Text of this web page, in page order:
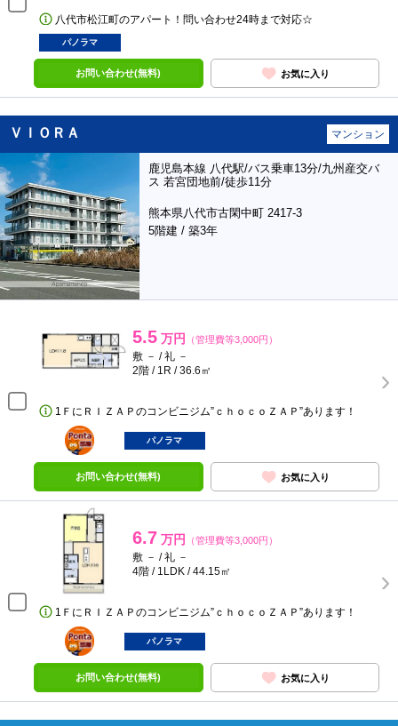
八代市松江町のアパート！問い合わせ24時まで対応☆
パノラマ
お問い合わせ(無料) お気に入り
ＶＩＯＲＡ マンション
鹿児島本線 八代駅/バス乗車13分/九州産交バ
ス 若宮団地前/徒歩11分
熊本県八代市古閑中町 2417-3
5階建 / 築3年
5.5 万円 （管理費等3,000円）
敷 － / 礼 －
2階 / 1R / 36.6㎡
1ＦにＲＩＺＡＰのコンビニジム”ｃｈｏｃｏＺＡＰ”あります！
ポンタ
部屋
パノラマ
お問い合わせ(無料) お気に入り
6.7 万円 （管理費等3,000円）
敷 － / 礼 －
4階 / 1LDK / 44.15㎡
1ＦにＲＩＺＡＰのコンビニジム”ｃｈｏｃｏＺＡＰ”あります！
ポンタ
部屋
パノラマ
お問い合わせ(無料) お気に入り